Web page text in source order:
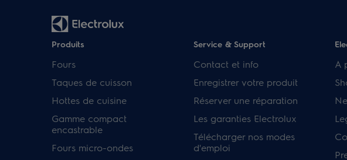
Produits
Fours
Taques de cuisson
Hottes de cuisine
Gamme compact
encastrable
Fours micro-ondes
Service & Support
Contact et info
Enregistrer votre produit
Réserver une réparation
Les garanties Electrolux
Télécharger nos modes
d'emploi
A